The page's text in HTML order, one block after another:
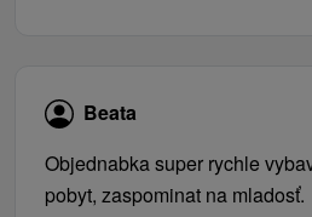
Beata
Objednabka super rychle
pobyt, zaspominat na mladosť.